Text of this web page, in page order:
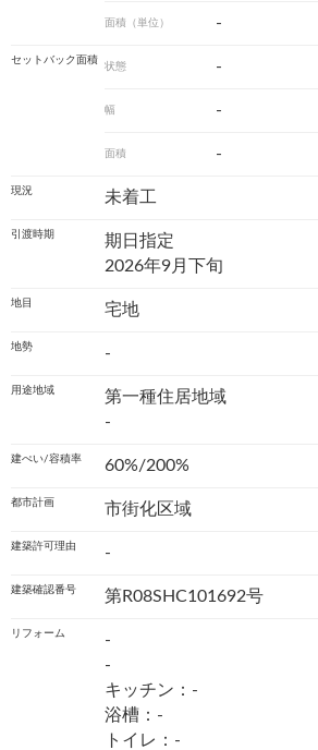
面積（単位） -
セットバック面積
状態 -
幅 -
面積 -
現況 未着工
引渡時期
期日指定
2026年9月下旬
地目 宅地
地勢 -
用途地域
第一種住居地域
-
建ぺい/容積率 60%/200%
都市計画 市街化区域
建築許可理由 -
建築確認番号 第R08SHC101692号
リフォーム
-
-
キッチン：-
浴槽：-
トイレ：-